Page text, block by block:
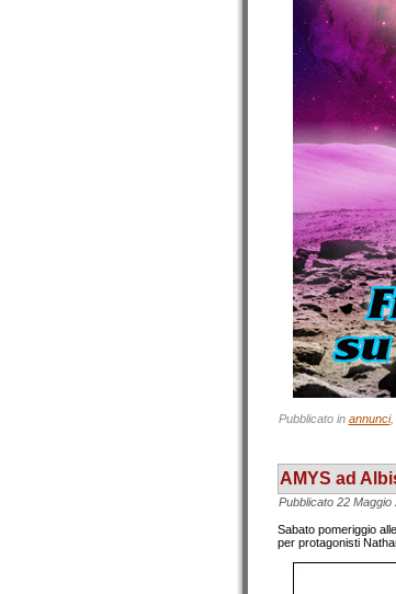
Pubblicato in annunci,
AMYS ad
Pubblicato 22 Maggio
Sabato pomeriggio
per protagonisti